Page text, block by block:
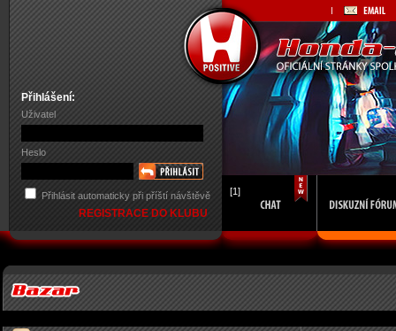
Přihlášení:
Uživatel
Heslo
Přihlásit automaticky při příští návštěvě
REGISTRACE DO KLUBU
[1]